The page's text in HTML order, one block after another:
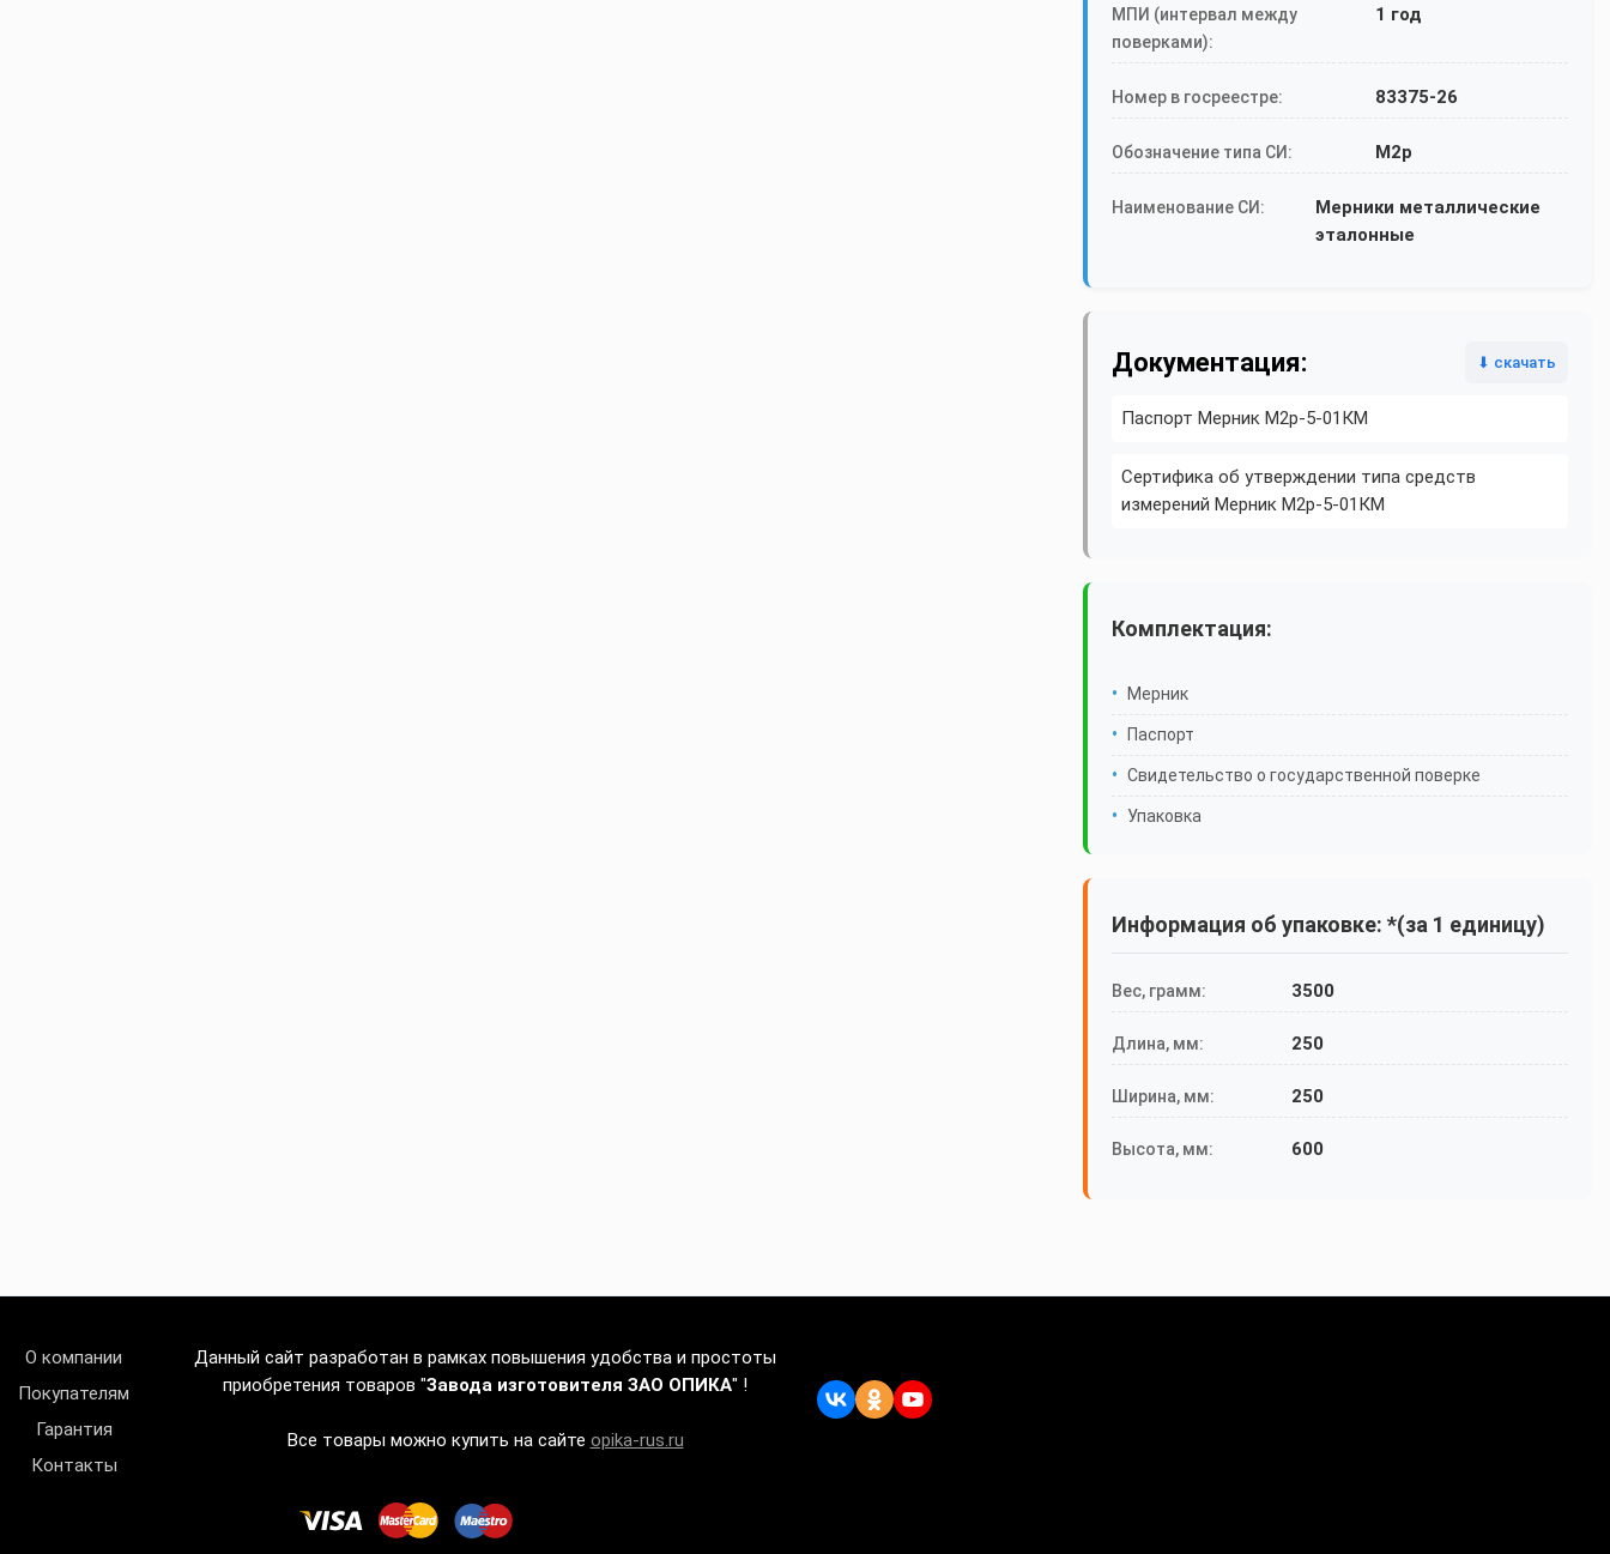
МПИ (интервал между
поверками):
1 год
Номер в госреестре: 83375-26
Обозначение типа СИ: М2р
Наименование СИ:
Мерники металлические
эталонные
Документация: ⬇ скачать
Паспорт Мерник М2р-5-01КМ
Сертифика об утверждении типа средств
измерений Мерник М2р-5-01КМ
Комплектация:
Мерник
Паспорт
Свидетельство о государственной поверке
Упаковка
Информация об упаковке: *(за 1 единицу)
Вес, грамм: 3500
Длина, мм: 250
Ширина, мм: 250
Высота, мм: 600
О компании
Покупателям
Гарантия
Контакты
Данный сайт разработан в рамках повышения удобства и простоты
приобретения товаров "Завода изготовителя ЗАО ОПИКА" !
Все товары можно купить на сайте opika-rus.ru